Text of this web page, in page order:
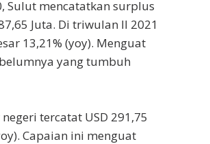
Sulut mencatatkan surplus
Juta. Di triwulan II 2021
13,21% (yoy). Menguat
yang tumbuh
tercatat USD 291,75
Capaian ini menguat